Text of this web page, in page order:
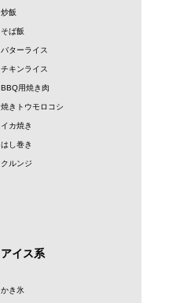
炒飯
そば飯
バターライス
チキンライス
BBQ用焼き肉
焼きトウモロコシ
イカ焼き
はし巻き
クルンジ
アイス系
かき氷